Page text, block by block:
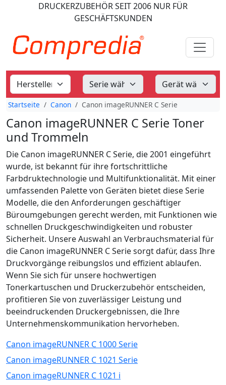
DRUCKERZUBEHÖRSEIT 2006 NUR FÜR
GESCHÄFTSKUNDEN
Startseite Canon Canon imageRUNNER C Serie
Canon imageRUNNER C Serie Toner
und Trommeln
Die Canon imageRUNNER C Serie, die 2001 eingeführt
wurde, ist bekannt für ihre fortschrittliche
Farbdruktechnologie und Multifunktionalität. Mit einer
umfassenden Palette von Geräten bietet diese Serie
Modelle, die den Anforderungen geschäftiger
Büroumgebungen gerecht werden, mit Funktionen wie
schnellen Druckgeschwindigkeiten und robuster
Sicherheit. Unsere Auswahl an Verbrauchsmaterial für
die Canon imageRUNNER C Serie sorgt dafür, dass Ihre
Druckvorgänge reibungslos und effizient ablaufen.
Wenn Sie sich für unsere hochwertigen
Tonerkartuschen und Druckerzubehör entscheiden,
profitieren Sie von zuverlässiger Leistung und
beeindruckenden Druckergebnissen, die Ihre
Unternehmenskommunikation hervorheben.
Canon imageRUNNER C 1000 Serie
Canon imageRUNNER C 1021 Serie
Canon imageRUNNER C 1021 i